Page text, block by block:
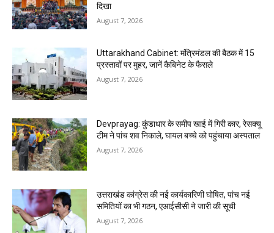
दिखा
August 7, 2026
Uttarakhand Cabinet: मंत्रिमंडल की बैठक में 15
प्रस्तावों पर मुहर, जानें कैबिनेट के फैसले
August 7, 2026
Devprayag: कुंडाधार के समीप खाई में गिरी कार, रेसक्यू
टीम ने पांच शव निकाले, घायल बच्चे को पहुंचाया अस्पताल
August 7, 2026
उत्तराखंड कांग्रेस की नई कार्यकारिणी घोषित, पांच नई
समितियों का भी गठन, एआईसीसी ने जारी की सूची
August 7, 2026